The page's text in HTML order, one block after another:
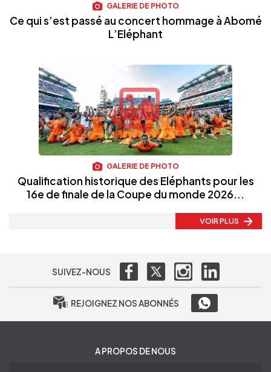
GALERIE DE PHOTO
Ce qui s’est passé au concert hommage à Abomé
L’Eléphant
GALERIE DE PHOTO
Qualification historique des Eléphants pour les
16e de finale de la Coupe du monde 2026...
VOIR PLUS
SUIVEZ-NOUS
REJOIGNEZ NOS ABONNÉS
A PROPOS DE NOUS